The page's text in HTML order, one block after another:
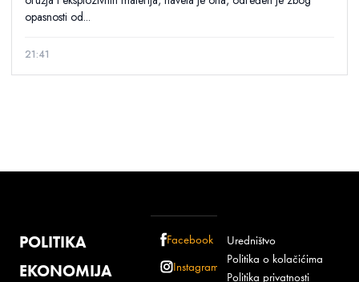
opasnosti od...
21:41
POLITIKA
EKONOMIJA
Facebook
Instagram
Uredništvo
Politika o kolačićima
Politika privatnosti